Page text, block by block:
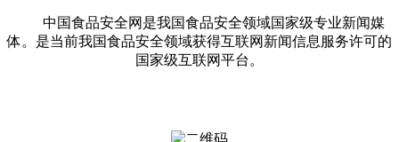
中国食品安全网是我国食品安全领域国家级专业新闻媒
体。是当前我国食品安全领域获得互联网新闻信息服务许可的
国家级互联网平台。